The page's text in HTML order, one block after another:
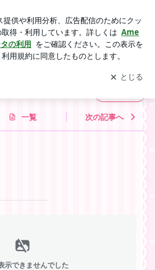
ブログの更新通知
を受け取りまし
開く
一覧 次の記事へ
示できませんでした